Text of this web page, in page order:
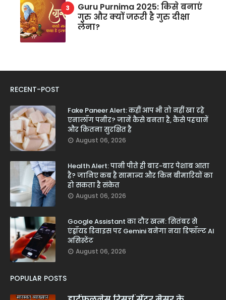
Guru Purnima 2025: किसे बनाएं
गुरु और क्यों जरूरी है गुरु दीक्षा
लेना?
RECENT-POST
Fake Paneer Alert: कहीं आप भी तो नहीं खा रहे
एनालॉग पनीर? जानें कैसे बनता है, कैसे पहचानें
और कितना सुरक्षित है
August 06, 2026
Health Alert: पानी पीते ही बार-बार पेशाब आता
है? जानिए कब है सामान्य और किन बीमारियों का
हो सकता है संकेत
August 06, 2026
Google Assistant का दौर खत्म: सितंबर से
एंड्रॉयड डिवाइस पर Gemini बनेगा नया डिफॉल्ट AI
असिस्टेंट
August 06, 2026
POPULAR POSTS